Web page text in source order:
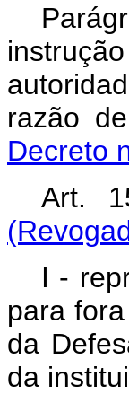
razão
Decreto
Art.
I -
para
da
da